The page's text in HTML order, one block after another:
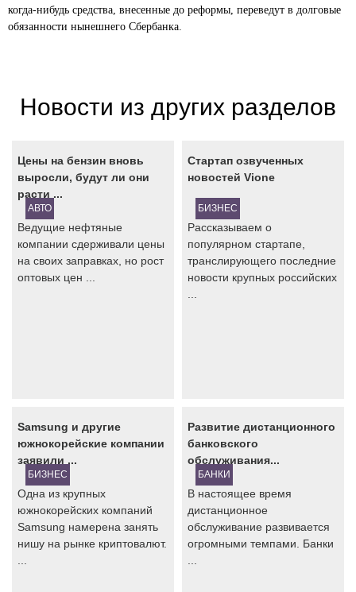
когда-нибудь средства, внесенные до реформы, переведут в долговые
обязанности нынешнего Сбербанка.
Новости из других разделов
Цены на бензин вновь
выросли, будут ли они
расти ...
АВТО
Ведущие нефтяные
компании сдерживали цены
на своих заправках, но рост
оптовых цен ...
Стартап озвученных
новостей Vione
БИЗНЕС
Рассказываем о
популярном стартапе,
транслирующего последние
новости крупных российских
Samsung и другие
южнокорейские компании
заявили ...
БИЗНЕС
Одна из крупных
южнокорейских компаний
Samsung намерена занять
нишу на рынке криптовалют.
Развитие дистанционного
банковского
обслуживания...
БАНКИ
В настоящее время
дистанционное
обслуживание развивается
огромными темпами. Банки